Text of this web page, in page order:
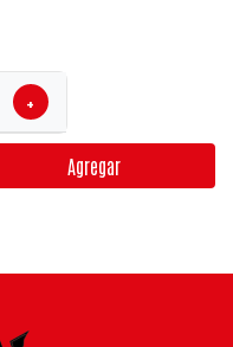
+
Agregar